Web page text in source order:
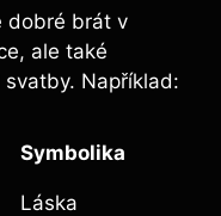
dobré brát v
ale také
Například:
Symbolika
Láska